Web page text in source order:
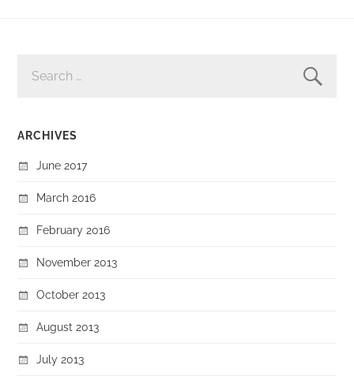
FOR:
ARCHIVES
June 2017
March 2016
February 2016
November 2013
October 2013
August 2013
July 2013